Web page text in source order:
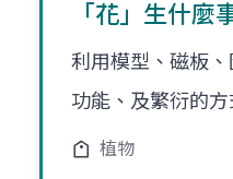
「花」生什麼
利用模型、磁板、
功能、及繁衍的方
植物